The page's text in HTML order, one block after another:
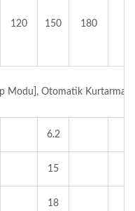
120 150 180
Modu], Otomatik Kurtarma
6.2
15
18